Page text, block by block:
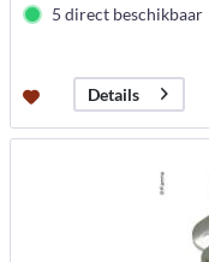
5 direct beschikbaar
Details